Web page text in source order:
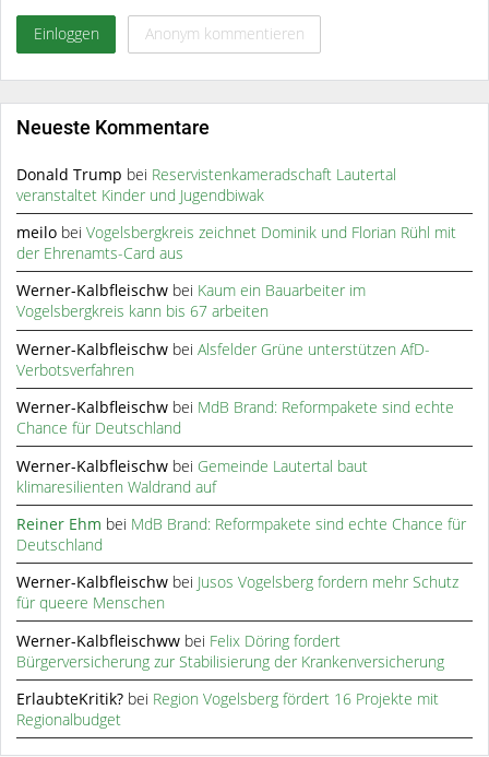
Einloggen Anonym kommentieren
Neueste Kommentare
Donald Trump bei Reservistenkameradschaft Lautertal
veranstaltet Kinder und Jugendbiwak
meilo beiVogelsbergkreis zeichnet Dominik und Florian Rühl mit
der Ehrenamts-Card aus
Werner-Kalbfleischw bei Kaum ein Bauarbeiter im
Vogelsbergkreis kann bis 67 arbeiten
Werner-Kalbfleischw beiAlsfelder Grüne unterstützen AfD-
Verbotsverfahren
Werner-Kalbfleischw bei MdB Brand: Reformpakete sind echte
Chance für Deutschland
Werner-Kalbfleischw bei Gemeinde Lautertal baut
klimaresilienten Waldrand auf
Reiner Ehm bei MdB Brand: Reformpakete sind echte Chance für
Deutschland
Werner-Kalbfleischw bei Jusos Vogelsberg fordern mehr Schutz
für queere Menschen
Werner-Kalbfleischww bei Felix Döring fordert
Bürgerversicherung zur Stabilisierung der Krankenversicherung
ErlaubteKritik? bei Region Vogelsberg fördert 16 Projekte mit
Regionalbudget